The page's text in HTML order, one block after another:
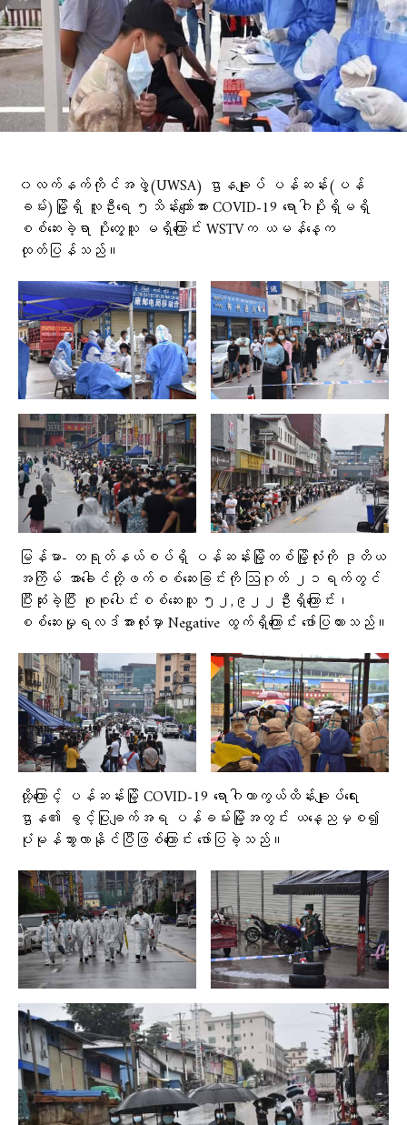
၀လက်နက်ကိုင်အဖွဲ့(UWSA) ဌာနချုပ် ပန်ဆန်း(ပန်
ခမ်း)မြို့ရှိ လူဦးရေ ၅သိန်းကျော်အား COVID-19 ရောဂါပိုးရှိမရှိ
စစ်ဆေးခဲ့ရာ ပိုးတွေ့သူ မရှိကြောင်း WSTVက ယမန်နေ့က
ထုတ်ပြန်သည်။
မြန်မာ- တရုတ်နယ်စပ်ရှိ ပန်ဆန်းမြို့တစ်မြို့လုံးကို ဒုတိယ
အကြိမ် အာခေါင်တို့ဖက်စစ်ဆေးခြင်းကို ဩဂုတ် ၂၁ရက်တွင်
ပြီးဆုံးခဲ့ပြီး စုစုပေါင်းစစ်ဆေးသူ ၅၂,၉၂၂ဦးရှိကြောင်း၊
စစ်ဆေးမှုရလဒ်အားလုံးမှာ Negative ထွက်ရှိကြောင်း ဖော်ပြထားသည်။
ထို့ကြောင့် ပန်ဆန်းမြို့ COVID-19 ရောဂါကာကွယ်ထိန်းချုပ်ရေး
ဌာန၏ ခွင့်ပြုချက်အရ ပန်ခမ်းမြို့အတွင်း ယနေ့ညမှစ၍
ပုံမုန်သွားလာနိုင်ပြီဖြစ်ကြောင်း ဖော်ပြခဲ့သည်။